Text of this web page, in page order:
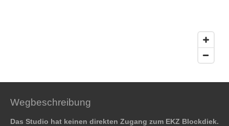
Wegbeschreibung
Das Studio hat keinen direkten Zugang zum EKZ Blockdiek.